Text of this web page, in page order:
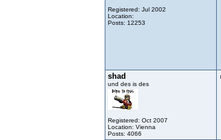
Registered: Jul 2002
Location:
Posts: 12253
shad
und des is des
Registered: Oct 2007
Location: Vienna
Posts: 4066